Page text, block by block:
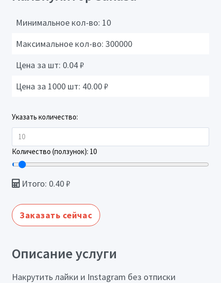
Минимальное кол-во: 10
Максимальное кол-во: 300000
Цена за шт: 0.04₽
Цена за 1000 шт: 40.00₽
Указать количество:
Количество (ползунок): 10
Итого: 0.40₽
Заказать сейчас
Описание услуги
Накрутить лайки и Instagram без отписки